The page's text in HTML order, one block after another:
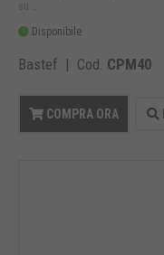
su ...
Disponibile
Bastef | Cod. CPM40
COMPRA ORA